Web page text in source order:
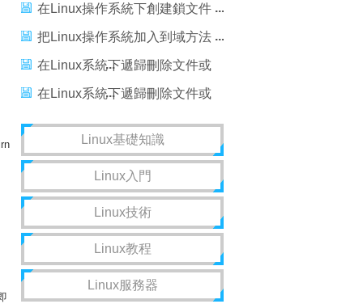
解
在Linux操作系統下創建鎖文件
把Linux操作系統加入到域方法
在Linux系統下遞歸刪除文件或
目錄的方法
在Linux系統下遞歸刪除文件或
目錄的方法
Linux基礎知識
Linux入門
Linux技術
Linux教程
Linux服務器